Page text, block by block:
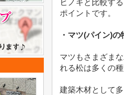
ヒノキと比較す
ポイントです。
・マツ(パイン)の
マツもさまざま
れる松は多くの
建築木材として